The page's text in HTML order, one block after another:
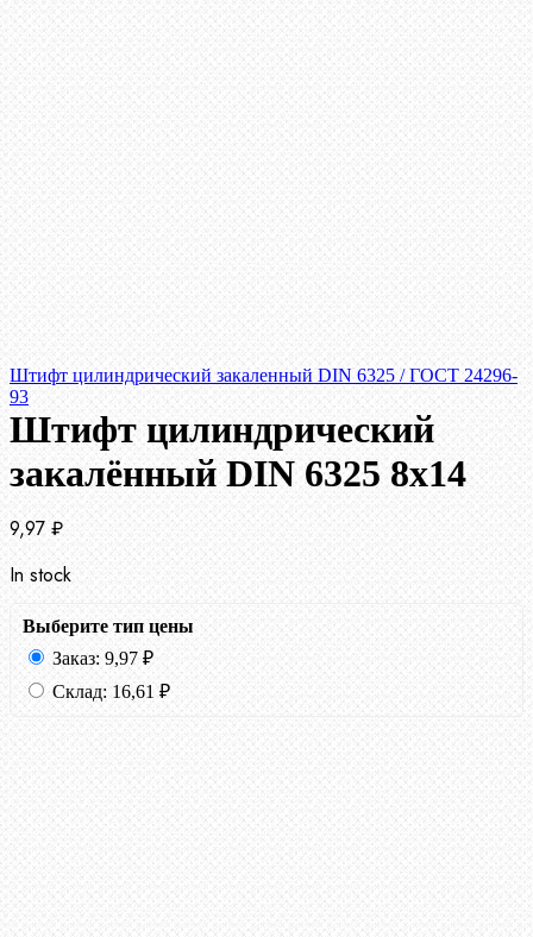
Штифт цилиндрический закаленный DIN 6325 / ГОСТ 24296-
93
Штифт цилиндрический
закалённый DIN 6325 8х14
9,97 ₽
In stock
Выберите тип цены
Заказ: 9,97 ₽
Склад: 16,61 ₽